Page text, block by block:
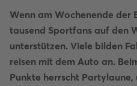
Wenn am Wochenende der
tausend Sportfans auf den
unterstützen. Viele bilden
reisen mit dem Auto an.
Punkte herrscht Partylaune,